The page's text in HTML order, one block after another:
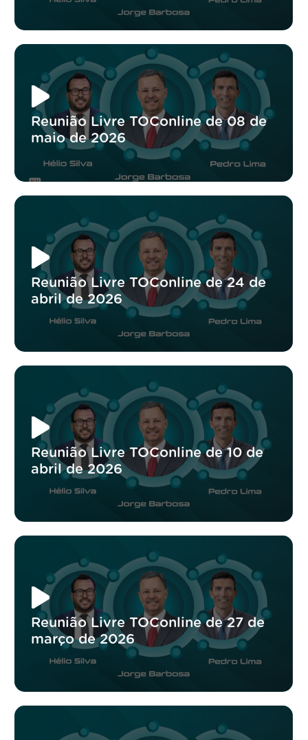
Reunião Livre TOConline de 08 de
maio de 2026
Reunião Livre TOConline de 24 de
abril de 2026
Reunião Livre TOConline de 10 de
abril de 2026
Reunião Livre TOConline de 27 de
março de 2026